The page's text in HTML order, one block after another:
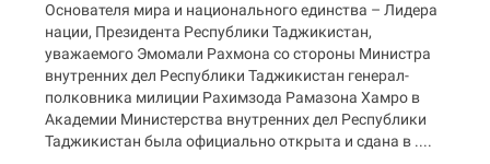
Основателя мира и национального единства – Лидера
нации, Президента Республики Таджикистан,
уважаемого Эмомали Рахмона со стороны Министра
внутренних дел Республики Таджикистан генерал-
полковника милиции Рахимзода Рамазона Хамро в
Академии Министерства внутренних дел Республики
Таджикистан была официально открыта и сдана в ....